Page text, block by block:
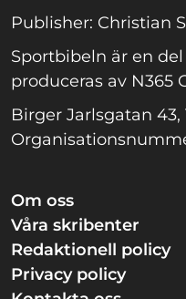
Publisher: Christian
Sportbibeln är en
produceras av N365
Birger Jarlsgatan 43,
Om oss
Våra skribenter
Redaktionell policy
Privacy policy